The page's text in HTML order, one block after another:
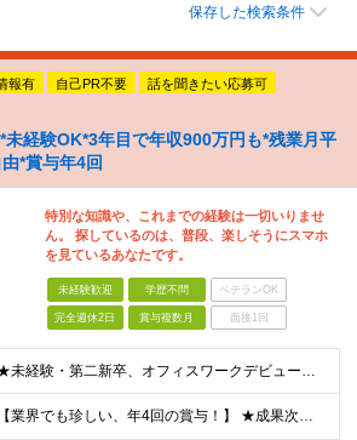
保存した検索条件
報有 自己PR不要 話を聞きたい応募可
未経験OK*3年目で年収900万円も*残業月平
*賞与年4回
特別な知識や、これまでの経験は一切いりませ
ん。 探しているのは、普段、楽しそうにスマホ
を見ているあなたです。
未経験歓迎 学歴不問 ベテランOK
完全週休2日 賞与複数月 面接1回
★未経験・第二新卒、オフィスワークデビュー大歓迎 ★平均年齢は28.6歳！ ★20代の若手メンバーが中心になって活躍している職場です！ ●学歴不問 ※35歳以下の方（若年層の長期キャリア形成） ★こ
【業界でも珍しい、年4回の賞与！】 ★成果次第でスピード昇給可 →20代で年収700万〜900万超も！ ■未経験：月給26〜30万円＋賞与年4回（業績による）＋各種手当 ※経験・スキルを考慮して決定